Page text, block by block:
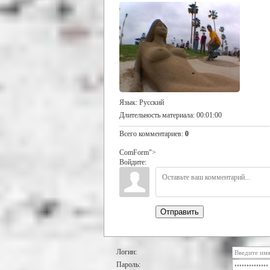
Язык: Русский
Длительность материала: 00:01:00
Всего комментариев: 0
ComForm">
Войдите:
Отправить
Логин:
Пароль: